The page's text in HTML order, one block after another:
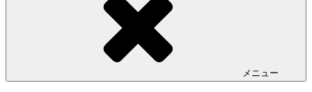
メニュー